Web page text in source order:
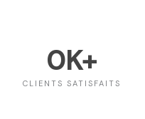
CLIENTS SATISFAITS
0K+